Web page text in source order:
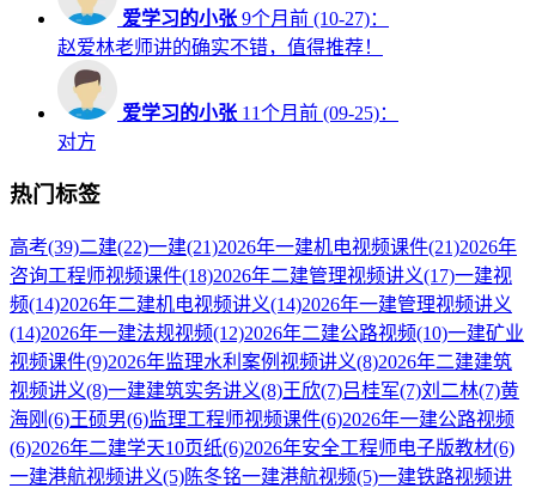
爱学习的小张 9个月前 (10-27)：
赵爱林老师讲的确实不错，值得推荐！
爱学习的小张 11个月前 (09-25)：
对方
热门标签
高考(39)二建(22)一建(21)2026年一建机电视频课件(21)2026年
咨询工程师视频课件(18)2026年二建管理视频讲义(17)一建视
频(14)2026年二建机电视频讲义(14)2026年一建管理视频讲义
(14)2026年一建法规视频(12)2026年二建公路视频(10)一建矿业
视频课件(9)2026年监理水利案例视频讲义(8)2026年二建建筑
视频讲义(8)一建建筑实务讲义(8)王欣(7)吕桂军(7)刘二林(7)黄
海刚 (6)王硕男(6)监理工程师视频课件(6)2026年一建公路视频
(6)2026年二建学天10页纸(6)2026年安全工程师电子版教材(6)
一建港航视频讲义(5)陈冬铭一建港航视频(5)一建铁路视频讲